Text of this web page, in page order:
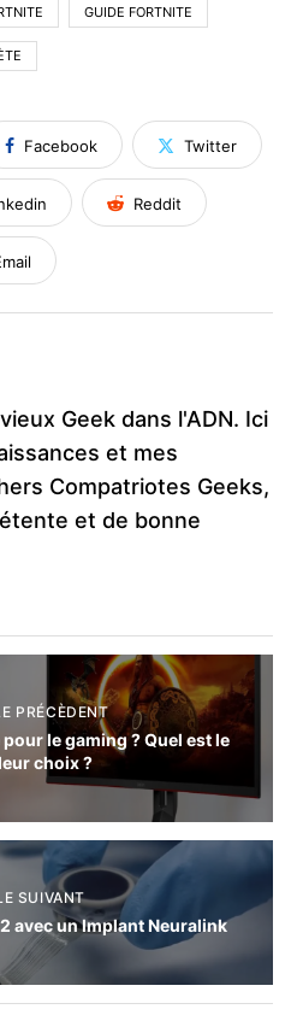
GUIDE FORTNITE
Facebook Twitter
Reddit
Geek dans l'ADN. Ici
et mes
Compatriotes Geeks,
et de bonne
PRÉCÈDENT
le gaming ? Quel est le
choix ?
SUIVANT
avec un Implant Neuralink